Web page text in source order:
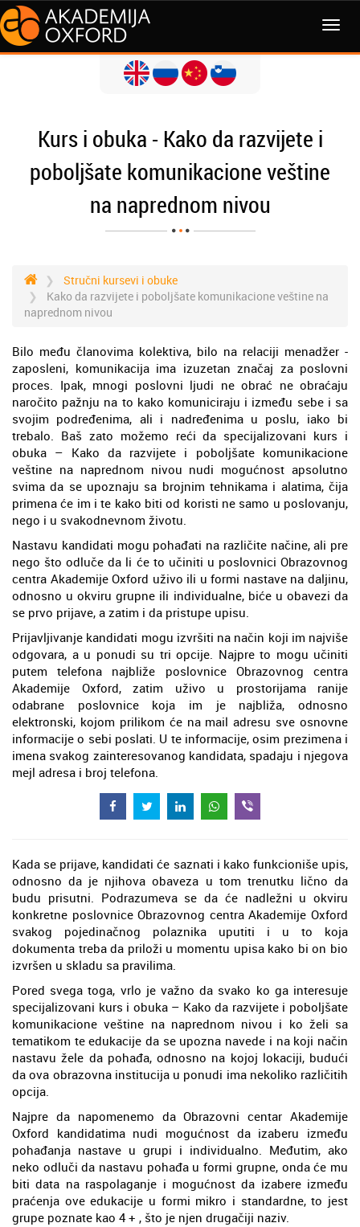
Kurs i obuka - Kako da razvijete i
poboljšate komunikacione veštine
na naprednom nivou
Stručni kursevi i obuke
Kako da razvijete i poboljšate komunikacione veštine na
naprednom nivou
Bilo među članovima kolektiva, bilo na relaciji menadžer -
zaposleni, komunikacija ima izuzetan značaj za poslovni
proces. Ipak, mnogi poslovni ljudi ne obrać ne obraćaju
naročito pažnju na to kako komuniciraju i između sebe i sa
svojim podređenima, ali i nadređenima u poslu, iako bi
trebalo. Baš zato možemo reći da specijalizovani kurs i
obuka – Kako da razvijete i poboljšate komunikacione
veštine na naprednom nivou nudi mogućnost apsolutno
svima da se upoznaju sa brojnim tehnikama i alatima, čija
primena će im i te kako biti od koristi ne samo u poslovanju,
nego i u svakodnevnom životu.
Nastavu kandidati mogu pohađati na različite načine, ali pre
nego što odluče da li će to učiniti u poslovnici Obrazovnog
centra Akademije Oxford uživo ili u formi nastave na daljinu,
odnosno u okviru grupne ili individualne, biće u obavezi da
se prvo prijave, a zatim i da pristupe upisu.
Prijavljivanje kandidati mogu izvršiti na način koji im najviše
odgovara, a u ponudi su tri opcije. Najpre to mogu učiniti
putem telefona najbliže poslovnice Obrazovnog centra
Akademije Oxford, zatim uživo u prostorijama ranije
odabrane poslovnice koja im je najbliža, odnosno
elektronski, kojom prilikom će na mail adresu sve osnovne
informacije o sebi poslati. U te informacije, osim prezimena i
imena svakog zainteresovanog kandidata, spadaju i njegova
mejl adresa i broj telefona.
Kada se prijave, kandidati će saznati i kako funkcioniše upis,
odnosno da je njihova obaveza u tom trenutku lično da
budu prisutni. Podrazumeva se da će nadležni u okviru
konkretne poslovnice Obrazovnog centra Akademije Oxford
svakog pojedinačnog polaznika uputiti i u to koja
dokumenta treba da priloži u momentu upisa kako bi on bio
izvršen u skladu sa pravilima.
Pored svega toga, vrlo je važno da svako ko ga interesuje
specijalizovani kurs i obuka – Kako da razvijete i poboljšate
komunikacione veštine na naprednom nivou i ko želi sa
tematikom te edukacije da se upozna navede i na koji način
nastavu žele da pohađa, odnosno na kojoj lokaciji, budući
da ova obrazovna institucija u ponudi ima nekoliko različitih
opcija.
Najpre da napomenemo da Obrazovni centar Akademije
Oxford kandidatima nudi mogućnost da izaberu između
pohađanja nastave u grupi i individualno. Međutim, ako
neko odluči da nastavu pohađa u formi grupne, onda će mu
biti data na raspolaganje i mogućnost da izabere između
praćenja ove edukacije u formi mikro i standardne, to jest
grupe poznate kao 4 + , što je njen drugačiji naziv.